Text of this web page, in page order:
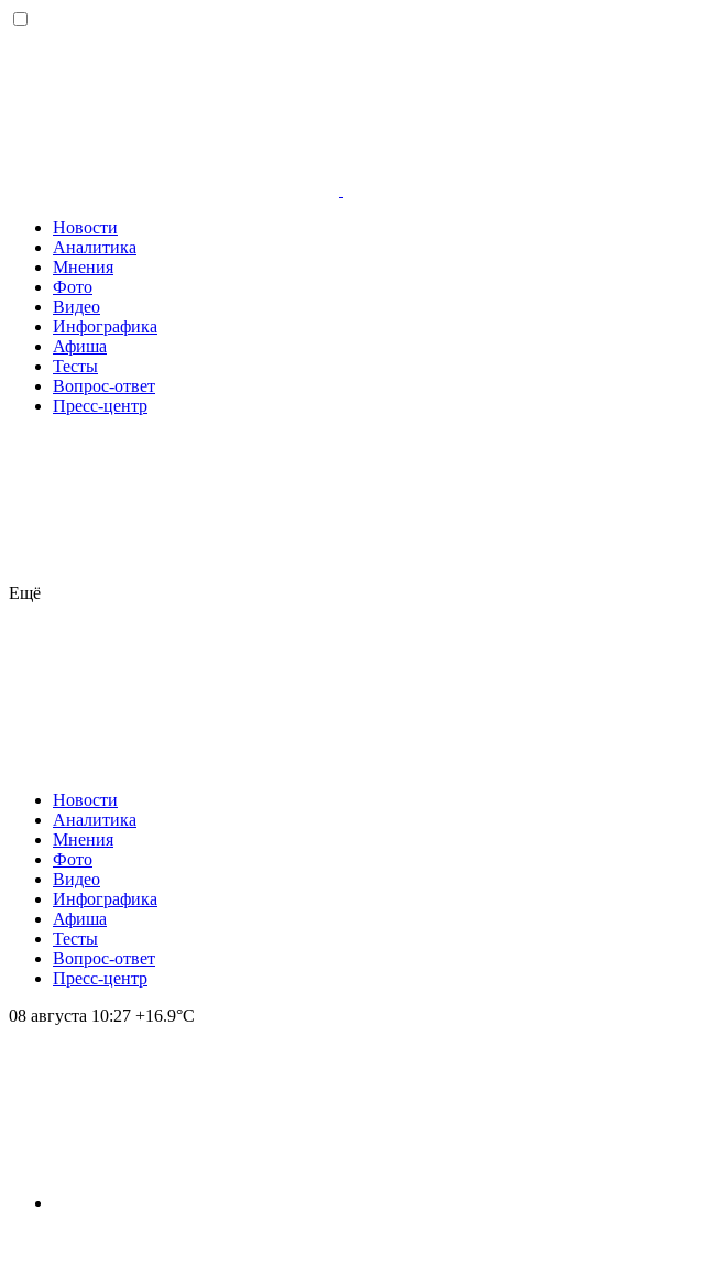
Новости
Аналитика
Мнения
Фото
Видео
Инфографика
Афиша
Тесты
Вопрос-ответ
Пресс-центр
Ещё
Новости
Аналитика
Мнения
Фото
Видео
Инфографика
Афиша
Тесты
Вопрос-ответ
Пресс-центр
08 августа 10:27 +16.9°С